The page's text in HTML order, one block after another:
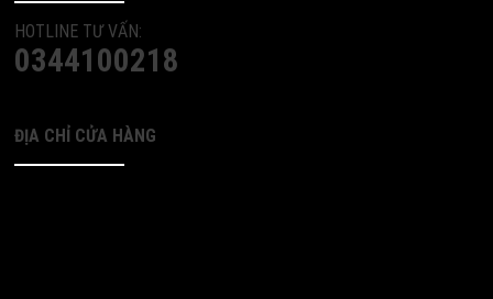
HOTLINE TƯ VẤN:
0344100218
ĐỊA CHỈ CỬA HÀNG